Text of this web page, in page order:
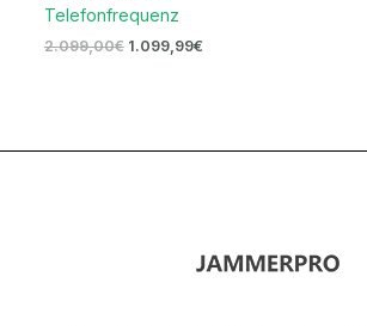
Telefonfrequenz
2.099,00€ 1.099,99€